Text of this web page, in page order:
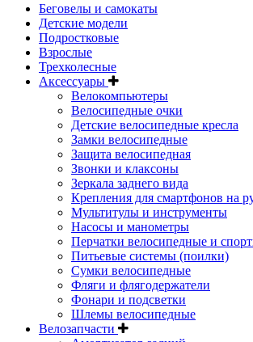
Беговелы и самокаты
Детские модели
Подростковые
Взрослые
Трехколесные
Аксессуары
Велокомпьютеры
Велосипедные очки
Детские велосипедные кресла
Замки велосипедные
Защита велосипедная
Звонки и клаксоны
Зеркала заднего вида
Крепления для смартфонов на
Мультитулы и инструменты
Насосы и манометры
Перчатки велосипедные и
Питьевые системы (поилки)
Сумки велосипедные
Фляги и флягодержатели
Фонари и подсветки
Шлемы велосипедные
Велозапчасти